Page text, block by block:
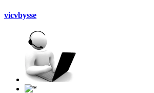
vicvbysse